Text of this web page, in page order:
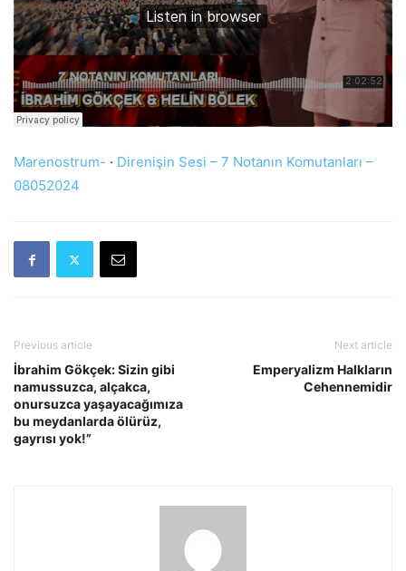
Marenostrum- · Direnişin Sesi – 7 Notanın Komutanları –
08052024
Previous article
İbrahim Gökçek: Sizin gibi
namussuzca, alçakca,
onursuzca yaşayacağımıza
bu meydanlarda ölürüz,
gayrısı yok!”
Next article
Emperyalizm Halkların
Cehennemidir